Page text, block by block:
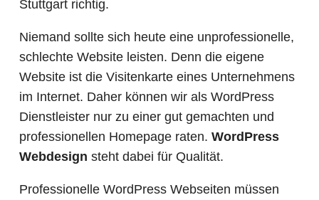
Stuttgart richtig.
Niemand sollte sich heute eine unprofessionelle,
schlechte Website leisten. Denn die eigene
Website ist die Visitenkarte eines Unternehmens
im Internet. Daher können wir als WordPress
Dienstleister nur zu einer gut gemachten und
professionellen Homepage raten. WordPress
Webdesign steht dabei für Qualität.
Professionelle WordPress Webseiten müssen